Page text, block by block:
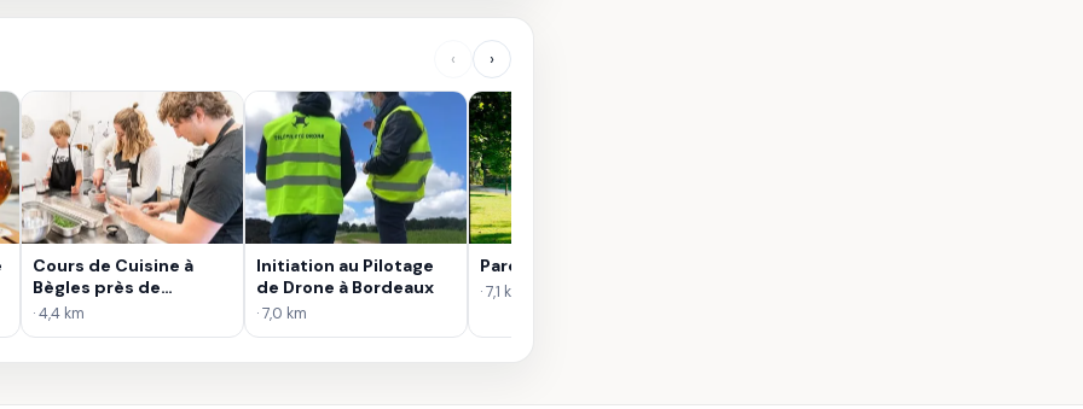
‹ ›
Cours de Cuisine à
Bègles près de
Bordeaux
· 4,4 km
Initiation au Pilotage
de Drone à Bordeaux
· 7,0 km
Parc René Canivenc
· 7,1 km